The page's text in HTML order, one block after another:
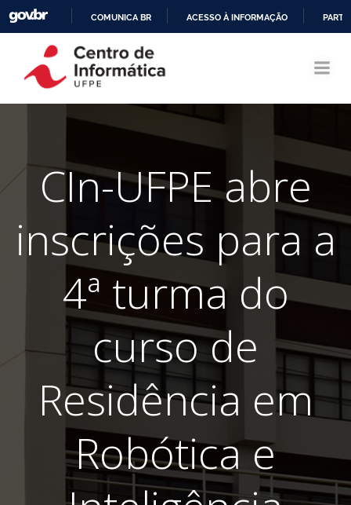
CONTEÚDO
COMUNICA BR ACESSO À INFORMAÇÃO
CIn-UFPE abre
inscrições para a
4ª turma do
curso de
Residência em
Robótica e